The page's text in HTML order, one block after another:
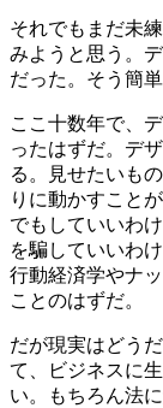
それでもまだ未
みようと思う。
だった。そう簡
ここ十数年で、
ったはずだ。デ
る。見せたいも
りに動かすこと
でもしていいわ
を騙していいわ
行動経済学やナ
ことのはずだ。
だが現実はどう
て、ビジネスに
い。もちろん法